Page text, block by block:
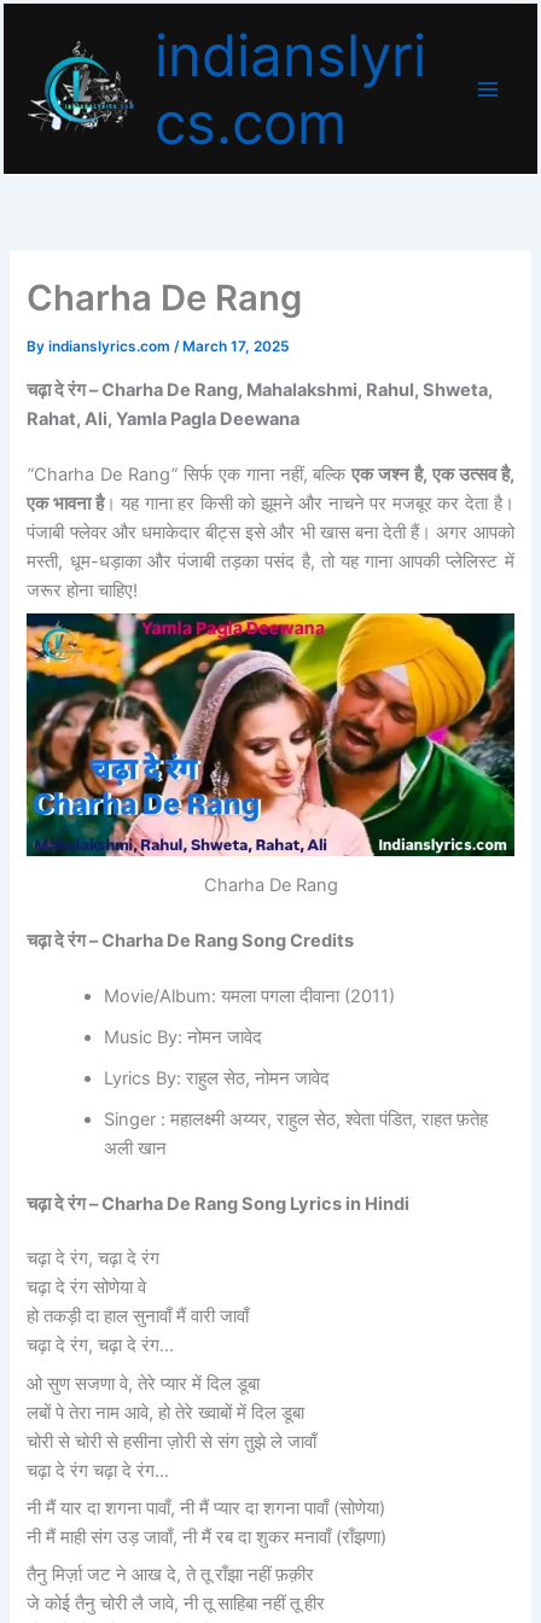
content
indianslyri
cs.com
Charha De Rang
Byindianslyrics.com/ March 17, 2025
चढ़ा दे रंग –Charha De Rang, Mahalakshmi, Rahul, Shweta,
Rahat, Ali, Yamla Pagla Deewana
“Charha De Rang“ सिर्फ एक गाना नहीं, बल्किएक जश्न है, एक उत्सव है,
एक भावना है। यह गाना हर किसी को झूमने और नाचने पर मजबूर कर देता है।
पंजाबी फ्लेवर और धमाकेदार बीट्स इसे और भी खास बना देती हैं। अगर आपको
मस्ती, धूम-धड़ाका और पंजाबी तड़का पसंद है, तो यह गाना आपकी प्लेलिस्ट में
जरूर होना चाहिए!
Charha De Rang
चढ़ा दे रंग –Charha De Rang Song Credits
Movie/Album: यमला पगला दीवाना (2011)
Music By: नोमन जावेद
Lyrics By: राहुल सेठ, नोमन जावेद
Singer : महालक्ष्मी अय्यर, राहुल सेठ, श्वेता पंडित, राहत फ़तेह
अली खान
चढ़ा दे रंग –Charha De Rang Song Lyrics in Hindi
चढ़ा दे रंग, चढ़ा दे रंग
चढ़ा दे रंग सोणेया वे
हो तकड़ी दा हाल सुनावाँ मैं वारी जावाँ
चढ़ा दे रंग, चढ़ा दे रंग…
ओ सुण सजणा वे, तेरे प्यार में दिल डूबा
लबों पे तेरा नाम आवे, हो तेरे ख्वाबों में दिल डूबा
चोरी से चोरी से हसीना ज़ोरी से संग तुझे ले जावाँ
चढ़ा दे रंग चढ़ा दे रंग…
नी मैं यार दा शगना पावाँ, नी मैं प्यार दा शगना पावाँ (सोणेया)
नी मैं माही संग उड़ जावाँ, नी मैं रब दा शुकर मनावाँ (राँझणा)
तैनु मिर्ज़ा जट ने आख दे, ते तू राँझा नहीं फ़क़ीर
जे कोई तैनु चोरी लै जावे, नी तू साहिबा नहीं तू हीर